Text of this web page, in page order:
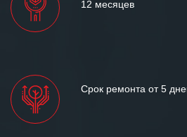
12 месяцев
Срок ремонта от 5